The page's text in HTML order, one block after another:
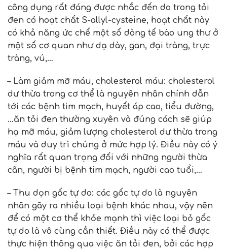
công dụng rất đáng được nhắc đến do trong tỏi
đen có hoạt chất S-allyl-cysteine, hoạt chất này
có khả năng ức chế một số dòng tế bào ung thư ở
một số cơ quan như dạ dày, gan, đại tràng, trực
tràng, vú,…
– Làm giảm mỡ máu, cholesterol máu: cholesterol
dư thừa trong cơ thể là nguyên nhân chính dẫn
tới các bệnh tim mạch, huyết áp cao, tiểu đường,
…ăn tỏi đen thường xuyên và đúng cách sẽ giúp
hạ mỡ máu, giảm lượng cholesterol dư thừa trong
máu và duy trì chúng ở mức hợp lý. Điều này có ý
nghĩa rất quan trọng đối với những người thừa
cân, người bị bệnh tim mạch, người cao tuổi,…
– Thu dọn gốc tự do: các gốc tự do là nguyên
nhân gây ra nhiều loại bệnh khác nhau, vậy nên
để có một cơ thể khỏe mạnh thì việc loại bỏ gốc
tự do là vô cùng cần thiết. Điều này có thể được
thực hiện thông qua việc ăn tỏi đen, bởi các hợp